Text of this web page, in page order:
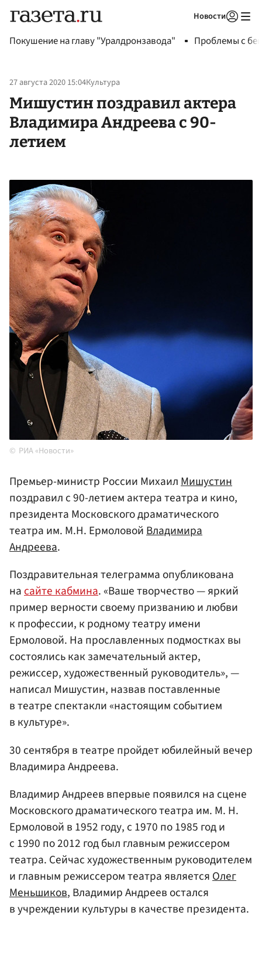
Новости
Покушение на главу "Уралдронзавода" Проблемы с
27 августа 2020 15:04Культура
Мишустин поздравил актера
Владимира Андреева с 90-
летием
РИА «Новости»
Премьер-министр России МихаилМишустин
поздравил с 90-летием актера театра и кино,
президента Московского драматического
театра им. М.Н. ЕрмоловойВладимира
Андреева.
Поздравительная телеграмма опубликована
насайте кабмина. «Ваше творчество — яркий
пример верности своему призванию и любви
к профессии, к родному театру имени
Ермоловой. На прославленных подмостках вы
состоялись как замечательный актер,
режиссер, художественный руководитель», —
написал Мишустин, назвав поставленные
в театре спектакли «настоящим событием
в культуре».
30 сентября в театре пройдет юбилейный вечер
Владимира Андреева.
Владимир Андреев впервые появился на сцене
Московского драматического театра им. М. Н.
Ермоловой в 1952 году, с 1970 по 1985 год и
с 1990 по 2012 год был главным режиссером
театра. Сейчас художественным руководителем
и главным режиссером театра являетсяОлег
Меньшиков, Владимир Андреев остался
в учреждении культуры в качестве президента.